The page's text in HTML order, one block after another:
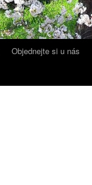
Objednejte si u nás